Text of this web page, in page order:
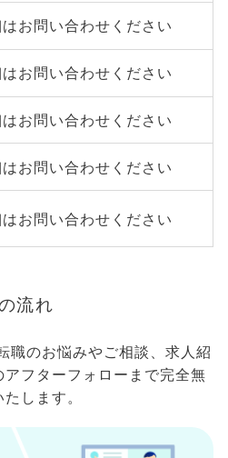
お問い合わせください
お問い合わせください
お問い合わせください
お問い合わせください
お問い合わせください
流れ
職のお悩みやご相談、求人紹
フターフォローまで完全無
します。